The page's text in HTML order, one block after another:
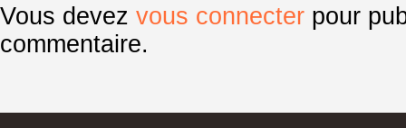
Vous devez vous connecter pour
commentaire.